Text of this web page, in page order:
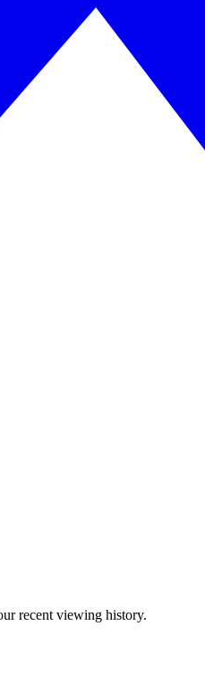
recent viewing history.